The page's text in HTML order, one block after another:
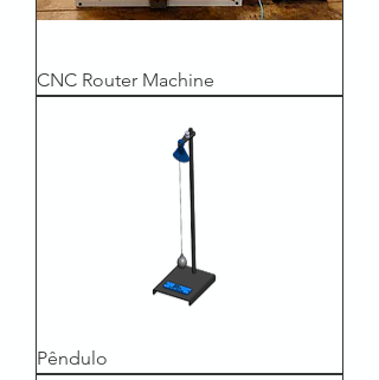
CNC Router Machine
Pêndulo